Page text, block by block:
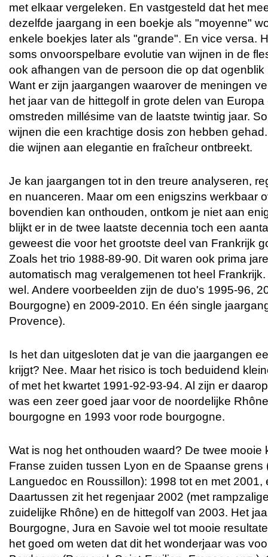
met elkaar vergeleken. En vastgesteld dat het
dezelfde jaargang in een boekje als "moyenne"
enkele boekjes later als "grande". En vice versa.
soms onvoorspelbare evolutie van wijnen in de
ook afhangen van de persoon die op dat
Want er zijn jaargangen waarover de meningen
het jaar van de hittegolf in grote delen van
omstreden millésime van de laatste twintig jaar.
wijnen die een krachtige dosis zon hebben
die wijnen aan elegantie en fraîcheur ontbreekt.
Je kan jaargangen tot in den treure analyseren,
en nuanceren. Maar om een enigszins werkbaar
bovendien kan onthouden, ontkom je niet aan
blijkt er in de twee laatste decennia toch een
geweest die voor het grootste deel van Frankrijk
Zoals het trio 1988-89-90. Dit waren ook prima
automatisch mag veralgemenen tot heel
wel. Andere voorbeelden zijn de duo's 1995-96,
Bourgogne) en 2009-2010. En één single
Provence).
Is het dan uitgesloten dat je van die jaargangen
krijgt? Nee. Maar het risico is toch beduidend
of met het kwartet 1991-92-93-94. Al zijn er
was een zeer goed jaar voor de noordelijke
bourgogne en 1993 voor rode bourgogne.
Wat is nog het onthouden waard? De twee mooie
Franse zuiden tussen Lyon en de Spaanse grens
Languedoc en Roussillon): 1998 tot en met 2001,
Daartussen zit het regenjaar 2002 (met
zuidelijke Rhône) en de hittegolf van 2003. Het
Bourgogne, Jura en Savoie wel tot mooie
het goed om weten dat dit het wonderjaar was